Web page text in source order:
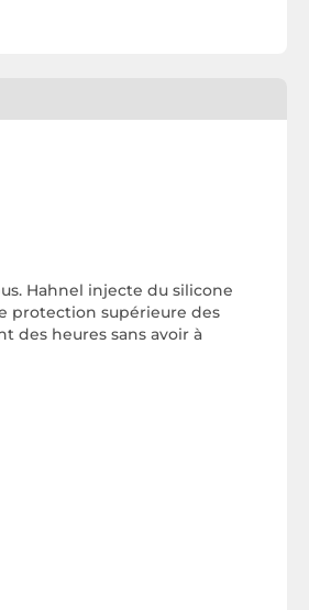
Hahnel injecte du silicone
protection supérieure des
des heures sans avoir à